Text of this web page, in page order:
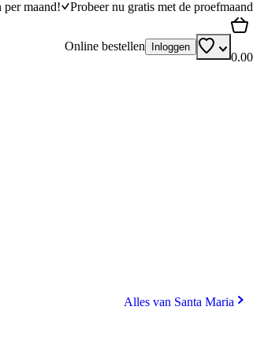
maand! Probeer nu gratis met de proefmaand
Online bestellen Inloggen
0.00
Alles van Santa Maria